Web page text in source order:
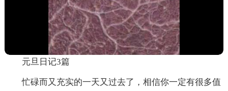
元旦日记3篇
忙碌而又充实的一天又过去了，相信你一定有很多值